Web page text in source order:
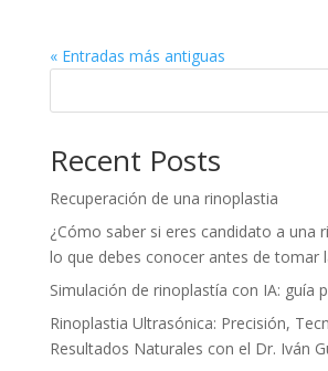
« Entradas más antiguas
Recent Posts
Recuperación de una rinoplastia
¿Cómo saber si eres candidato a una
lo que debes conocer antes de tomar
Simulación de rinoplastía con IA: guía
Rinoplastia Ultrasónica: Precisión,
Resultados Naturales con el Dr. Iván